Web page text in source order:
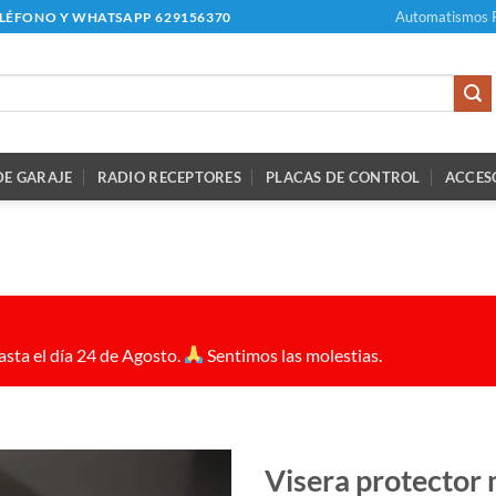
Y WHATSAPP 629156370 Automatismos
GARAJE RADIO RECEPTORES PLACAS DE CONTROL
el día 24 de Agosto. Sentimos las molestias.
Visera protector